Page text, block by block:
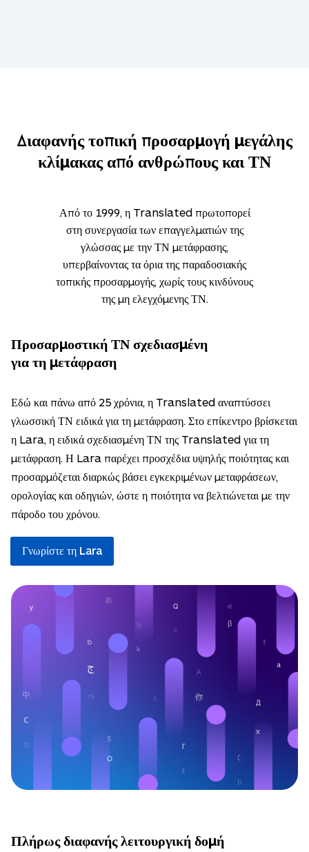
Διαφανής τοπική προσαρμογή μεγάλης
κλίμακας από ανθρώπους και ΤΝ
Από το 1999, η Translated πρωτοπορεί
στη συνεργασία των επαγγελματιών της
γλώσσας με την ΤΝ μετάφρασης,
υπερβαίνοντας τα όρια της παραδοσιακής
τοπικής προσαρμογής, χωρίς τους κινδύνους
της μη ελεγχόμενης ΤΝ.
Προσαρμοστική ΤΝ σχεδιασμένη
για τη μετάφραση
Εδώ και πάνω από 25 χρόνια, η Translated αναπτύσσει
γλωσσική ΤΝ ειδικά για τη μετάφραση. Στο επίκεντρο βρίσκεται
η Lara, η ειδικά σχεδιασμένη ΤΝ της Translated για τη
μετάφραση. Η Lara παρέχει προσχέδια υψηλής ποιότητας και
προσαρμόζεται διαρκώς βάσει εγκεκριμένων μεταφράσεων,
ορολογίας και οδηγιών, ώστε η ποιότητα να βελτιώνεται με την
πάροδο του χρόνου.
Γνωρίστε τη Lara
Πλήρως διαφανής λειτουργική δομή